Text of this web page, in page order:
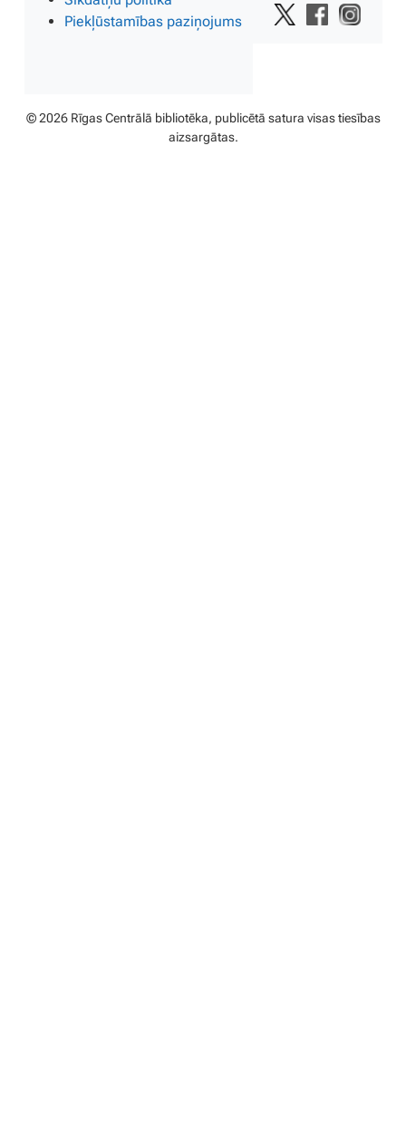
Piekļūstamības paziņojums
© 2026 Rīgas Centrālā bibliotēka, publicētā satura visas tiesības
aizsargātas.